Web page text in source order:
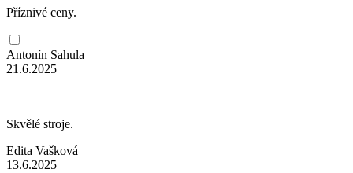
Příznivé ceny.
Antonín Sahula
21.6.2025
Skvělé stroje.
Edita Vašková
13.6.2025